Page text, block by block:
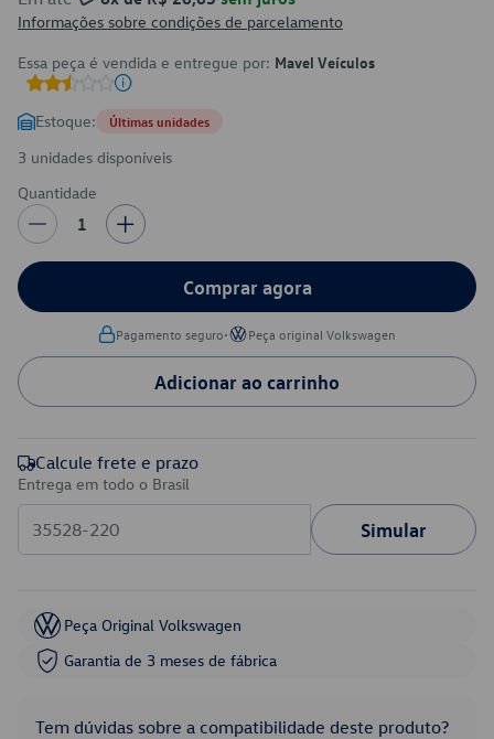
Informações sobre condições de parcelamento
Essa peça é vendida e entregue por: Mavel Veículos
Estoque: Últimas unidades
3 unidades disponíveis
Quantidade
1
Comprar agora
Pagamento seguro• Peça original Volkswagen
Adicionar ao carrinho
Calcule frete e prazo
Entrega em todo o Brasil
Simular
Peça Original Volkswagen
Garantia de 3 meses de fábrica
Tem dúvidas sobre a compatibilidade deste produto?